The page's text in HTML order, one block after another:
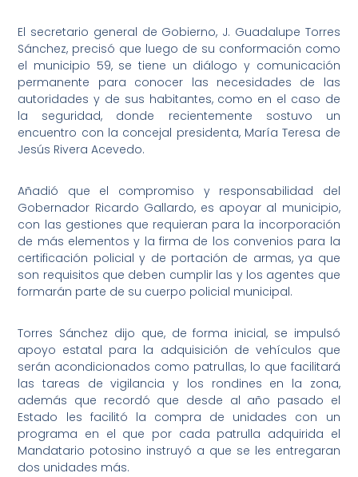
El secretario general de Gobierno, J. Guadalupe Torres
Sánchez, precisó que luego de su conformación como
el municipio 59, se tiene un diálogo y comunicación
permanente para conocer las necesidades de las
autoridades y de sus habitantes, como en el caso de
la seguridad, donde recientemente sostuvo un
encuentro con la concejal presidenta, María Teresa de
Jesús Rivera Acevedo.
Añadió que el compromiso y responsabilidad del
Gobernador Ricardo Gallardo, es apoyar al municipio,
con las gestiones que requieran para la incorporación
de más elementos y la firma de los convenios para la
certificación policial y de portación de armas, ya que
son requisitos que deben cumplir las y los agentes que
formarán parte de su cuerpo policial municipal.
Torres Sánchez dijo que, de forma inicial, se impulsó
apoyo estatal para la adquisición de vehículos que
serán acondicionados como patrullas, lo que facilitará
las tareas de vigilancia y los rondines en la zona,
además que recordó que desde al año pasado el
Estado les facilitó la compra de unidades con un
programa en el que por cada patrulla adquirida el
Mandatario potosino instruyó a que se les entregaran
dos unidades más.